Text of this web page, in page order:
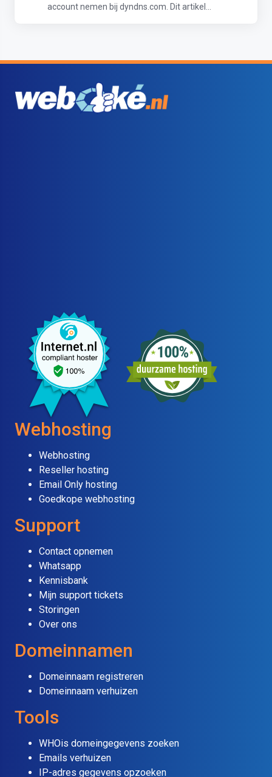
account nemen bij dyndns.com. Dit artikel...
Webhosting
Webhosting
Reseller hosting
Email Only hosting
Goedkope webhosting
Support
Contact opnemen
Whatsapp
Kennisbank
Mijn support tickets
Storingen
Over ons
Domeinnamen
Domeinnaam registreren
Domeinnaam verhuizen
Tools
WHOis domeingegevens zoeken
Emails verhuizen
IP-adres gegevens opzoeken